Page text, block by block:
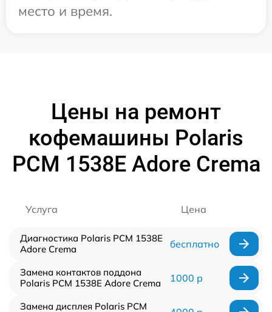
место и время.
Цены на ремонт
кофемашины Polaris
PCM 1538E Adore Crema
Услуга Цена
Диагностика Polaris PCM 1538E
Adore Crema
бесплатно
Замена контактов поддона
Polaris PCM 1538E Adore Crema
1000 р
Замена дисплея Polaris PCM